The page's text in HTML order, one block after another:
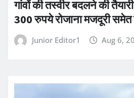
गांवों की तस्वीर बदलने की
300 रुपये रोजाना मजदूरी
Junior Editor1 Aug 6,